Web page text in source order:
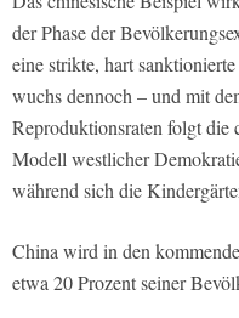
der Phase der
eine strikte, hart
wuchs dennoch – und mit
Reproduktionsraten folgt die
Modell westlicher
während sich die
China wird in den
etwa 20 Prozent seiner